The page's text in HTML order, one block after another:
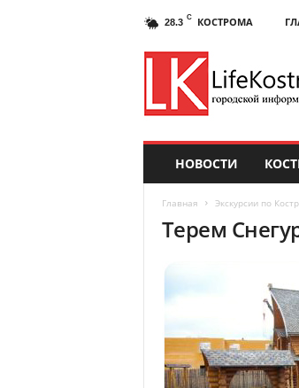
28.3 C КОСТРОМА
НОВОСТИ
Главная Экскурсии по
Терем